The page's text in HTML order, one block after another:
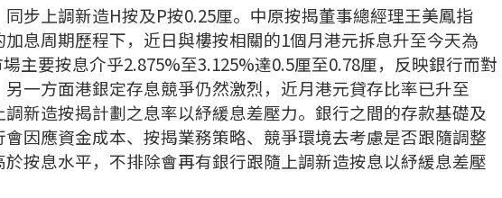
步上調新造H按及P按0.25厘。中原按揭董事總經理王美鳳指
息周期歷程下，近日與樓按相關的1個月港元拆息升至今天為
主要按息介乎2.875%至3.125%達0.5厘至0.78厘，反映銀行而對
一方面港銀定存息競爭仍然激烈，近月港元貸存比率已升至
新造按揭計劃之息率以紓緩息差壓力。銀行之間的存款基礎及
因應資金成本、按揭業務策略、競爭環境去考慮是否跟隨調整
按息水平，不排除會再有銀行跟隨上調新造按息以紓緩息差壓